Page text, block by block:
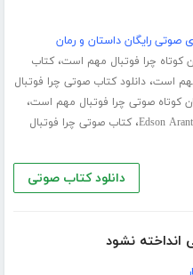
صوتی رایگان داستان و رمان
کوتاه چرا فوتبال مهم است،کتاب
مهم است،دانلود کتاب صوتی چرا فوتبال
کوتاه صوتی چرا فوتبال مهم است،
Edson،کتاب صوتی چرا فوتبال
دانلود کتاب صوتی
نشود